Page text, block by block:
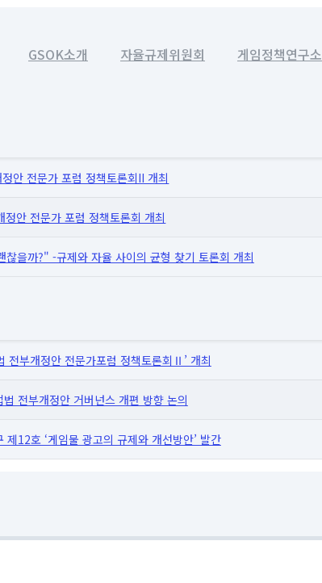
GSOK소개 자율규제위원회 게임정책연구소
안 전문가 포럼 정책토론회II 개최
안 전문가 포럼 정책토론회 개최
을까?" -규제와 자율 사이의 균형 찾기 토론회 개최
전부개정안 전문가포럼 정책토론회Ⅱ’ 개최
전부개정안 거버넌스 개편 방향 논의
12호 ‘게임물 광고의 규제와 개선방안’ 발간